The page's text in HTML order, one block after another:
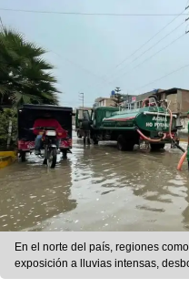
En el norte del país, regiones
exposición a lluvias intensas,
Andina